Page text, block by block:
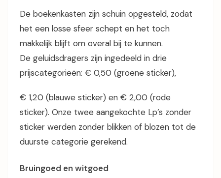
De boekenkasten zijn schuin opgesteld, zodat
het een losse sfeer schept en het toch
makkelijk blijft om overal bij te kunnen.
De geluidsdragers zijn ingedeeld in drie
prijscategorieën: € 0,50 (groene sticker),
€ 1,20 (blauwe sticker) en € 2,00 (rode
sticker). Onze twee aangekochte Lp’s zonder
sticker werden zonder blikken of blozen tot de
duurste categorie gerekend.
Bruingoed en witgoed